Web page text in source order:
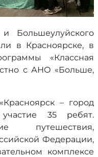
Большеулуйского
в Красноярске, в
«Классная
с АНО «Больше,
– город
35 ребят.
путешествия,
Федерации,
комплексе